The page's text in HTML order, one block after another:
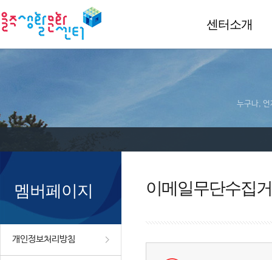
센터소개
누구나, 언
멤버페이지
개인정보처리방침
이메일무단수집